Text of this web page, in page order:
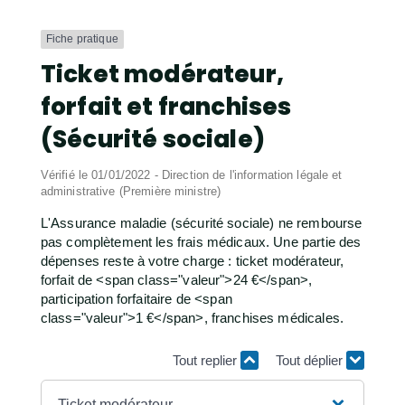
Fiche pratique
Ticket modérateur,
forfait et franchises
(Sécurité sociale)
Vérifié le 01/01/2022 - Direction de l'information légale et
administrative (Première ministre)
L'Assurance maladie (sécurité sociale) ne rembourse
pas complètement les frais médicaux. Une partie des
dépenses reste à votre charge : ticket modérateur,
forfait de <span class="valeur">24 €</span>,
participation forfaitaire de <span
class="valeur">1 €</span>, franchises médicales.
Tout replier Tout déplier